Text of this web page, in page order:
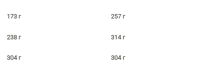
173 г 257 г
238 г 314 г
304 г 304 г